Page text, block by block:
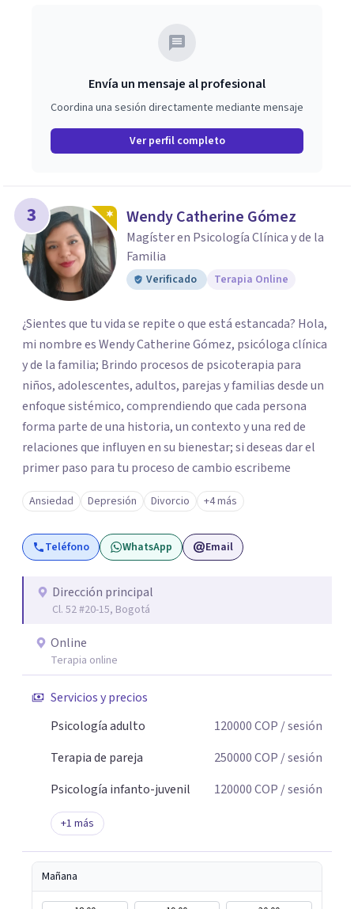
Envía un mensaje al profesional
Coordina una sesión directamente mediante mensaje
Ver perfil completo
3 Wendy Catherine Gómez
Magíster en Psicología Clínica y de la
Familia
Verificado Terapia Online
¿Sientes que tu vida se repite o que está estancada? Hola,
mi nombre es Wendy Catherine Gómez, psicóloga clínica
y de la familia; Brindo procesos de psicoterapia para
niños, adolescentes, adultos, parejas y familias desde un
enfoque sistémico, comprendiendo que cada persona
forma parte de una historia, un contexto y una red de
relaciones que influyen en su bienestar; si deseas dar el
primer paso para tu proceso de cambio escribeme
Ansiedad Depresión Divorcio +4 más
Teléfono WhatsApp Email
Dirección principal
Cl. 52 #20-15, Bogotá
Online
Terapia online
Servicios y precios
Psicología adulto
120000COP / sesión
Terapia de pareja
250000COP / sesión
Psicología infanto-juvenil
120000COP / sesión
+1 más
Mañana